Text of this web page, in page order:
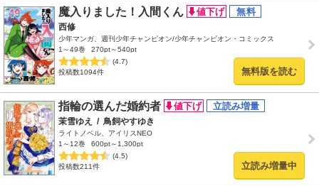
魔入りました！入間くん
西修
少年マンガ、週刊少年チャンピオン/少年チャンピオン・コミックス
1～49巻
270pt～540pt
(4.7)
投稿数1094件
無料版を読む
指輪の選んだ婚約者
茉雪ゆえ / 鳥飼やすゆき
ライトノベル、アイリスNEO
1～12巻
600pt～1,300pt
(4.5)
投稿数211件
立読み増量中